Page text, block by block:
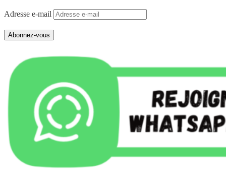
Adresse e-mail
Abonnez-vous